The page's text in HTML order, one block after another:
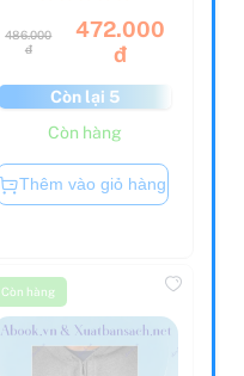
đ
472.000
đ
Còn lại 5
Còn hàng
Thêm vào giỏ hàng
Còn hàng